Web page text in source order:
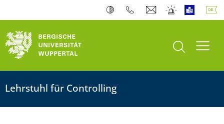
Suche öffnen
Lehrstuhl für Controlling